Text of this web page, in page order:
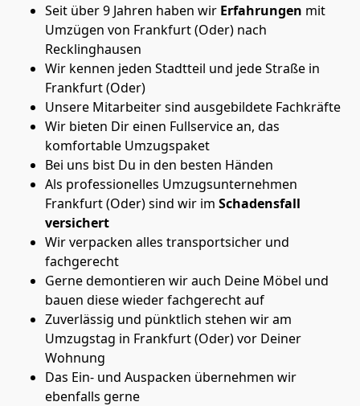
Seit über 9 Jahren haben wir Erfahrungen mit
Umzügen von Frankfurt (Oder) nach
Recklinghausen
Wir kennen jeden Stadtteil und jede Straße in
Frankfurt (Oder)
Unsere Mitarbeiter sind ausgebildete Fachkräfte
Wir bieten Dir einen Fullservice an, das
komfortable Umzugspaket
Bei uns bist Du in den besten Händen
Als professionelles Umzugsunternehmen
Frankfurt (Oder) sind wir im Schadensfall
versichert
Wir verpacken alles transportsicher und
fachgerecht
Gerne demontieren wir auch Deine Möbel und
bauen diese wieder fachgerecht auf
Zuverlässig und pünktlich stehen wir am
Umzugstag in Frankfurt (Oder) vor Deiner
Wohnung
Das Ein- und Auspacken übernehmen wir
ebenfalls gerne